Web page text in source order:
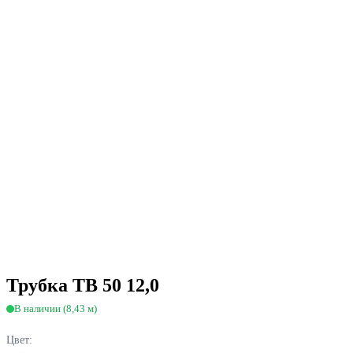
Трубка ТВ 50 12,0
В наличии (8,43 м)
Цвет: